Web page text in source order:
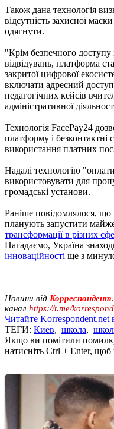
Також дана технологія
відсутність захисної
одягнути.
"Крім безпечного доступу
відвідувань, платформа
закритої цифрової
включати адресний
педагогічних кейсів
адміністративної
Технологія FacePay24
платформу і безконтактні
використання платних
Надалі технологію
використовувати для
громадські установи.
Раніше повідомлялося, що
планують запустити
трансформації в різних
Нагадаємо, Україна
інноваційності ще з
Новини від
канал https://t.me/
Читайте Korrespondent.net
ТЕГИ: Киев, школа,
Якщо ви помітили
натисніть Ctrl + Enter,